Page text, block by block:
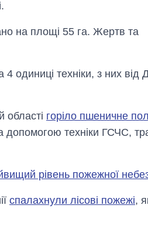
на площі 55 га. Жертв та
4 одиниці техніки, з них
області горіло пшеничне
допомогою техніки ГСЧС,
рівень пожежної
спалахнули лісові пожежі,
Як